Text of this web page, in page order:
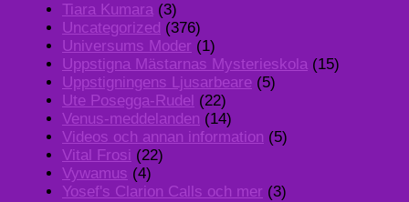
Tiara Kumara (3)
Uncategorized (376)
Universums Moder (1)
Uppstigna Mästarnas Mysterieskola (15)
Uppstigningens Ljusarbeare (5)
Ute Posegga-Rudel (22)
Venus-meddelanden (14)
Videos och annan information (5)
Vital Frosi (22)
Vywamus (4)
Yosef's Clarion Calls och mer (3)